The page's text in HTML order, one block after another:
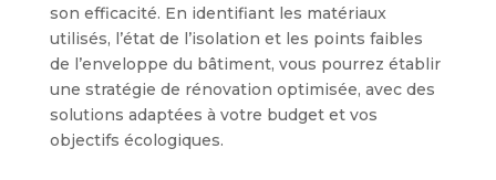
son efficacité. En identifiant les matériaux
utilisés, l’état de l’isolation et les points faibles
de l’enveloppe du bâtiment, vous pourrez établir
une stratégie de rénovation optimisée, avec des
solutions adaptées à votre budget et vos
objectifs écologiques.